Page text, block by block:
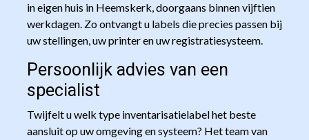
in eigen huis in Heemskerk, doorgaans binnen vijftien
werkdagen. Zo ontvangt u labels die precies passen bij
uw stellingen, uw printer en uw registratiesysteem.
Persoonlijk advies van een
specialist
Twijfelt u welk type inventarisatielabel het beste
aansluit op uw omgeving en systeem? Het team van